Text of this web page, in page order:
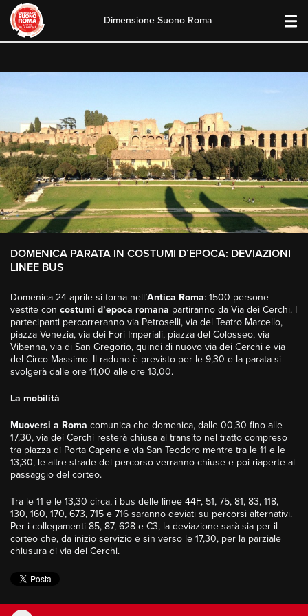
content
Dimensione Suono Roma
DOMENICA PARATA IN COSTUMI D’EPOCA: DEVIAZIONI
LINEE BUS
Domenica 24 aprile si torna nell’Antica Roma: 1500 persone
vestite con costumi d’epoca romana partiranno da Via dei Cerchi. I
partecipanti percorreranno via Petroselli, via del Teatro Marcello,
piazza Venezia, via dei Fori Imperiali, piazza del Colosseo, via
Vibenna, via di San Gregorio, quindi di nuovo via dei Cerchi e via
del Circo Massimo. Il raduno è previsto per le 9,30 e la parata si
svolgerà dalle ore 11,00 alle ore 13,00.
La mobilità
Muoversi a Roma comunica che domenica, dalle 00,30 fino alle
17,30, via dei Cerchi resterà chiusa al transito nel tratto compreso
tra piazza di Porta Capena e via San Teodoro mentre tra le 11 e le
13,30, le altre strade del percorso verranno chiuse e poi riaperte al
passaggio del corteo.
Tra le 11 e le 13,30 circa, i bus delle linee 44F, 51, 75, 81, 83, 118,
130, 160, 170, 673, 715 e 716 saranno deviati su percorsi alternativi.
Per i collegamenti 85, 87, 628 e C3, la deviazione sarà sia per il
corteo che, da inizio servizio e sin verso le 17,30, per la parziale
chiusura di via dei Cerchi.